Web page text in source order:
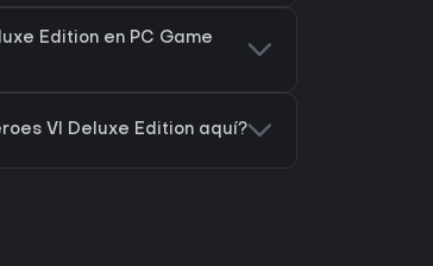
Edition en PC Game
VI Deluxe Edition aquí?